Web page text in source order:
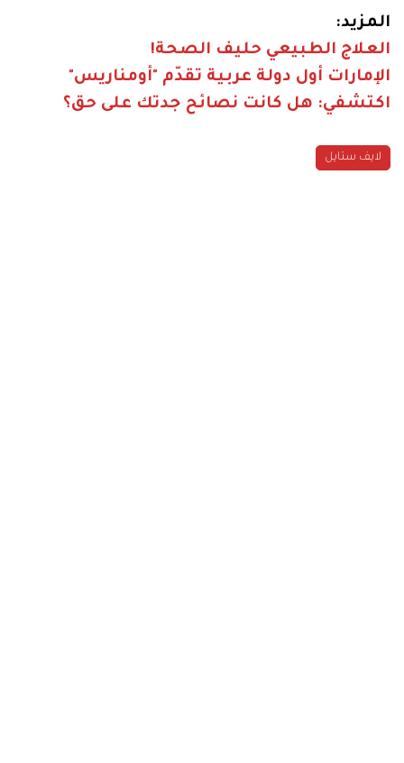
المزيد:
العلاج الطبيعي حليف الصحة!
الإمارات أول دولة عربية تقدّم "أومناريس"
اكتشفي: هل كانت نصائح جدتك على حق؟
لايف ستايل